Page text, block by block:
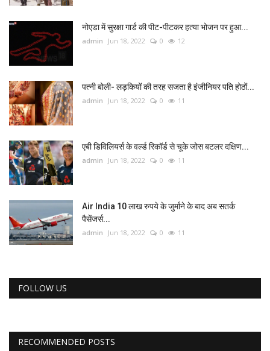
नोएडा में सुरक्षा गार्ड की पीट-पीटकर हत्या भोजन पर हुआ...
admin Jun 18, 2022 0 12
पत्नी बोली- लड़कियों की तरह सजता है इंजीनियर पति होठों...
admin Jun 18, 2022 0 11
एबी डिविलियर्स के वर्ल्ड रिकॉर्ड से चूके जोस बटलर दक्षिण...
admin Jun 18, 2022 0 11
Air India 10 लाख रुपये के जुर्माने के बाद अब सतर्क
पैसेंजर्स...
admin Jun 18, 2022 0 11
FOLLOW US
RECOMMENDED POSTS